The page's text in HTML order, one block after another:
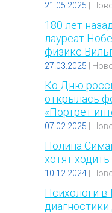
21.05.2025
180 лет
лауреат
физике
27.03.2025
Ко Дню
открылась
«Портрет
07.02.2025
Полина
хотят
10.12.2024
Психологи
диагностики